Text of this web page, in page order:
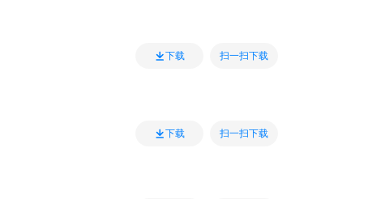
下载 扫一扫下载
下载 扫一扫下载